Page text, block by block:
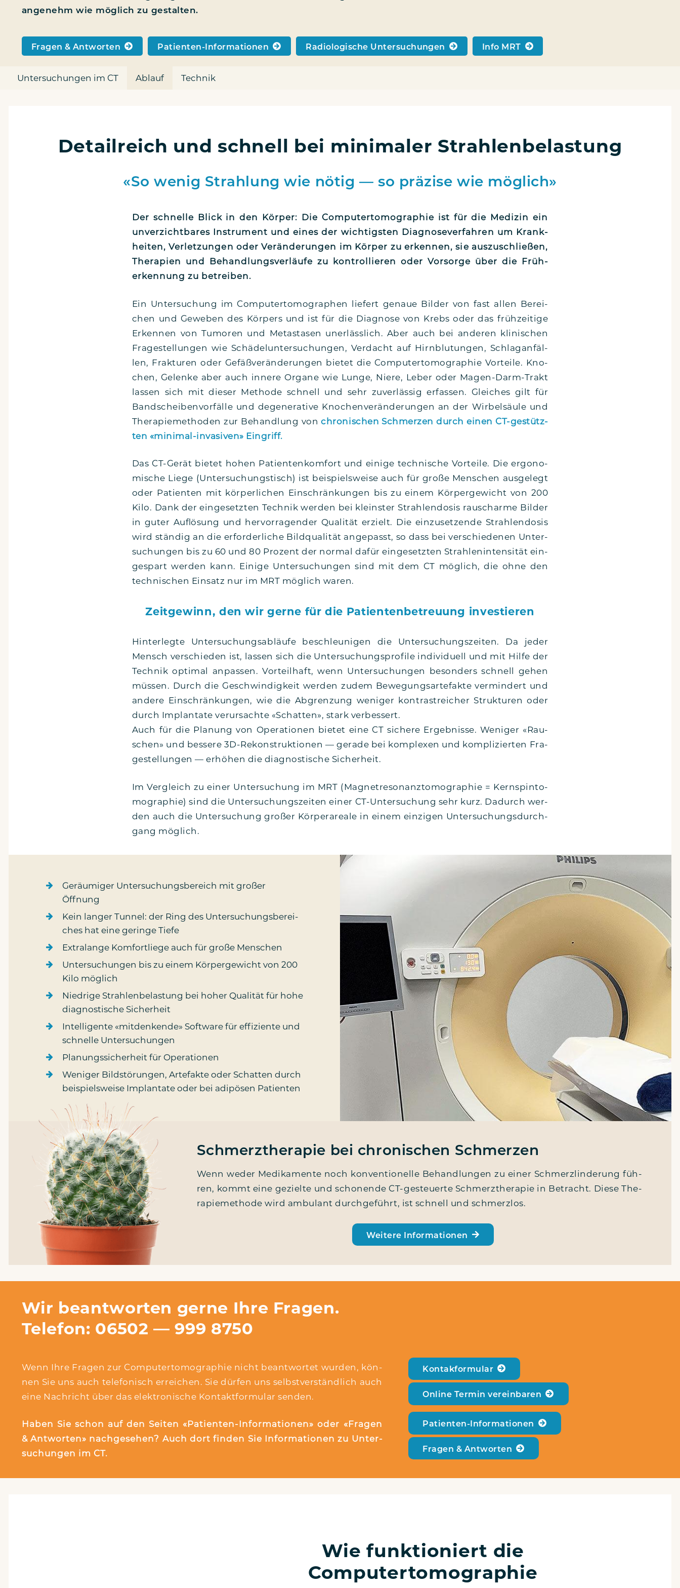
ange­nehm wie mög­lich zu gestalten.
Fra­gen & Antworten Pati­en­ten-Infor­ma­tio­nen Radio­lo­gi­sche Untersuchungen Info MRT
Unter­su­chun­gen im CT Ablauf Tech­nik
Detailreich und schnell bei minimaler Strahlenbelastung
«So wenig Strahlung wie nötig — so präzise wie möglich»
Der schnel­le Blick in den Kör­per: Die Com­pu­ter­to­mo­gra­phie ist für die Medi­zin ein
unver­zicht­ba­res Instru­ment und eines der wich­tigs­ten Dia­gno­se­ver­fah­ren um Krank­
hei­ten, Ver­let­zun­gen oder Ver­än­de­run­gen im Kör­per zu erken­nen, sie aus­zu­schlie­ßen,
The­ra­pien und Behand­lungs­ver­läu­fe zu kon­trol­lie­ren oder Vor­sor­ge über die Früh­
erken­nung zu betreiben.
Ein Unter­su­chung im Com­pu­ter­to­mo­gra­phen lie­fert genaue Bil­der von fast allen Berei­
chen und Gewe­ben des Kör­pers und ist für die Dia­gno­se von Krebs oder das früh­zei­ti­ge
Erken­nen von Tumo­ren und Meta­sta­sen uner­läss­lich. Aber auch bei ande­ren kli­ni­schen
Fra­ge­stel­lun­gen wie Schä­del­un­ter­su­chun­gen, Ver­dacht auf Hirn­blu­tun­gen, Schlag­an­fäl­
len, Frak­tu­ren oder Gefäß­ver­än­de­run­gen bie­tet die Com­pu­ter­to­mo­gra­phie Vor­tei­le. Kno­
chen, Gelen­ke aber auch inne­re Orga­ne wie Lun­ge, Nie­re, Leber oder Magen-Darm-Trakt
las­sen sich mit die­ser Metho­de schnell und sehr zuver­läs­sig erfas­sen. Glei­ches gilt für
Band­schei­ben­vor­fäl­le und dege­ne­ra­ti­ve Kno­chen­ver­än­de­run­gen an der Wir­bel­säu­le und
The­ra­pie­me­tho­den zur Behand­lung vonchro­ni­schen Schmer­zen durch einen CT-gestüt­z­­
ten «mini­­mal-inva­­si­­ven» Eingriff.
Das CT-Gerät bie­tet hohen Pati­en­ten­kom­fort und eini­ge tech­ni­sche Vor­tei­le. Die ergo­no­
mi­sche Lie­ge (Unter­su­chungs­tisch) ist bei­spiels­wei­se auch für gro­ße Men­schen aus­ge­legt
oder Pati­en­ten mit kör­per­li­chen Ein­schrän­kun­gen bis zu einem Kör­per­ge­wicht von 200
Kilo. Dank der ein­ge­setz­ten Tech­nik wer­den bei kleins­ter Strah­len­do­sis rausch­ar­me Bil­der
in guter Auf­lö­sung und her­vor­ra­gen­der Qua­li­tät erzielt. Die ein­zu­set­zen­de Strah­len­do­sis
wird stän­dig an die erfor­der­li­che Bild­qua­li­tät ange­passt, so dass bei ver­schie­de­nen Unter­
su­chun­gen bis zu 60 und 80 Pro­zent der nor­mal dafür ein­ge­setz­ten Strah­len­in­ten­si­tät ein­
ge­spart wer­den kann. Eini­ge Unter­su­chun­gen sind mit dem CT mög­lich, die ohne den
tech­ni­schen Ein­satz nur im MRT mög­lich waren.
Zeitgewinn, den wir gerne für die Patientenbetreuung investieren
Hin­ter­leg­te Unter­su­chungs­ab­läu­fe beschleu­ni­gen die Unter­su­chungs­zei­ten. Da jeder
Mensch ver­schie­den ist, las­sen sich die Unter­su­chungs­pro­fi­le indi­vi­du­ell und mit Hil­fe der
Tech­nik opti­mal anpas­sen. Vor­teil­haft, wenn Unter­su­chun­gen beson­ders schnell gehen
müs­sen. Durch die Geschwin­dig­keit wer­den zudem Bewe­gungs­ar­te­fak­te ver­min­dert und
ande­re Ein­schrän­kun­gen, wie die Abgren­zung weni­ger kon­trast­rei­cher Struk­tu­ren oder
durch Implan­ta­te ver­ur­sach­te «Schat­ten», stark verbessert.
Auch für die Pla­nung von Ope­ra­tio­nen bie­tet eine CT siche­re Ergeb­nis­se. Weni­ger «Rau­
schen» und bes­se­re 3D-Rekon­­­struk­­tio­­nen — gera­de bei kom­ple­xen und kom­pli­zier­ten Fra­
ge­stel­lun­gen — erhö­hen die dia­gnos­ti­sche Sicherheit.
Im Ver­gleich zu einer Unter­su­chung im MRT (Magnet­re­so­nanz­to­mo­gra­phie = Kern­spin­to­
mo­gra­phie) sind die Unter­su­chungs­zei­ten einer CT-Unter­­su­chung sehr kurz. Dadurch wer­
den auch die Unter­su­chung gro­ßer Kör­per­area­le in einem ein­zi­gen Unter­su­chungs­durch­
gang möglich.
Geräu­mi­ger Unter­su­chungs­be­reich mit gro­ßer
Öffnung
Kein lan­ger Tun­nel: der Ring des Unter­su­chungs­be­rei­
ches hat eine gerin­ge Tiefe
Extra­lan­ge Kom­fort­lie­ge auch für gro­ße Menschen
Unter­su­chun­gen bis zu einem Kör­per­ge­wicht von 200
Kilo möglich
Nied­ri­ge Strah­len­be­las­tung bei hoher Qua­li­tät für hohe
dia­gnos­ti­sche Sicherheit
Intel­li­gen­te «mit­den­ken­de» Soft­ware für effi­zi­en­te und
schnel­le Untersuchungen
Pla­nungs­si­cher­heit für Operationen
Weni­ger Bild­stö­run­gen, Arte­fak­te oder Schat­ten durch
bei­spiels­wei­se Implan­ta­te oder bei adi­pö­sen Patienten
Schmerztherapie bei chronischen Schmerzen
Wenn weder Medi­ka­men­te noch kon­ven­tio­nel­le Behand­lun­gen zu einer Schmerz­lin­de­rung füh­
ren, kommt eine geziel­te und scho­nen­de CT-gesteu­er­­te Schmerz­the­ra­pie in Betracht. Die­se The­
ra­pie­me­tho­de wird ambu­lant durch­ge­führt, ist schnell und schmerzlos.
Wei­te­re Informationen
Wir beantworten gerne Ihre Fragen.
Telefon: 06502 — 999 8750
Wenn Ihre Fra­gen zur Com­pu­ter­to­mo­gra­phie nicht beant­wor­tet wur­den, kön­
nen Sie uns auch tele­fo­nisch errei­chen. Sie dür­fen uns selbst­ver­ständ­lich auch
eine Nach­richt über das elek­tro­ni­sche Kon­takt­for­mu­lar senden.
Haben Sie schon auf den Sei­ten «Pati­en­­ten-Infor­­ma­­tio­­nen» oder «Fra­gen
& Ant­wor­ten» nach­ge­se­hen? Auch dort fin­den Sie Infor­ma­tio­nen zu Unter­
su­chun­gen im CT.
Kon­tak­for­mu­lar
Online Ter­min vereinbaren
Pati­en­ten-Infor­ma­tio­nen
Fra­gen & Antworten
Wie funktioniert die
Computertomographie